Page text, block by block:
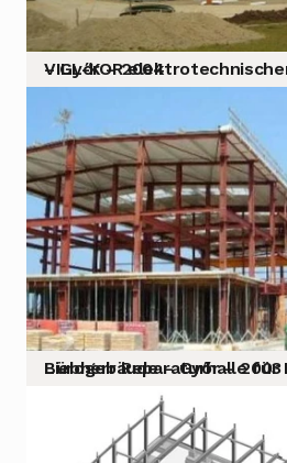
VILL-KOR elektrotechnischer Betriebsstandort – Győr – 2004
Liebherr Reparaturhalle für Baumaschinen und Bürogebäude – Győr – 2003